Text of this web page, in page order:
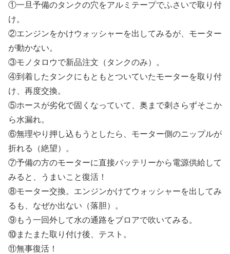
①一旦予備のタンクの穴をアルミテープでふさいで取り付
け。
②エンジンをかけウォッシャーを出してみるが、モーター
が動かない。
③モノタロウで新品注文（タンクのみ）。
④到着したタンクにもともとついていたモーターを取り付
け、再度交換。
⑤ホースが劣化で固くなっていて、奥まで刺さらずそこか
ら水漏れ。
⑥無理やり押し込もうとしたら、モーター側のニップルが
折れる（絶望）。
⑦予備の方のモーターに直接バッテリーから電源供給して
みると、うまいこと復活！
⑧モーター交換。エンジンかけてウォッシャーを出してみ
るも、なぜか出ない（落胆）。
⑨もう一回外して水の通路をブロアで吹いてみる。
⑩またまた取り付け後、テスト。
⑪無事復活！